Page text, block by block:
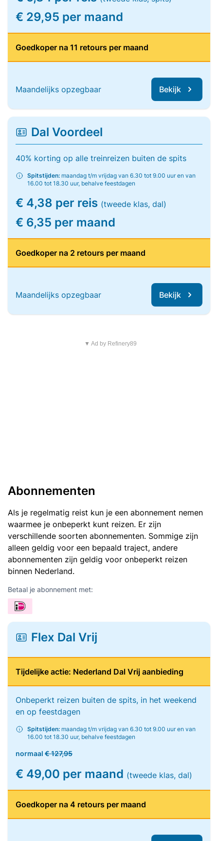
€ 29,95 per maand
Goedkoper na 11 retours per maand
Maandelijks opzegbaar Bekijk
Dal Voordeel
40% korting op alle treinreizen buiten de spits
Spitstijden: maandag t/m vrijdag van 6.30 tot 9.00 uur en van
16.00 tot 18.30 uur, behalve feestdagen
€ 4,38 per reis (tweede klas, dal)
€ 6,35 per maand
Goedkoper na 2 retours per maand
Maandelijks opzegbaar Bekijk
▼ Ad by Refinery89
Abonnementen
Als je regelmatig reist kun je een abonnement nemen
waarmee je onbeperkt kunt reizen. Er zijn
verschillende soorten abonnementen. Sommige zijn
alleen geldig voor een bepaald traject, andere
abonnementen zijn geldig voor onbeperkt reizen
binnen Nederland.
Betaal je abonnement met:
Flex Dal Vrij
Tijdelijke actie: Nederland Dal Vrij aanbieding
Onbeperkt reizen buiten de spits, in het weekend
en op feestdagen
Spitstijden: maandag t/m vrijdag van 6.30 tot 9.00 uur en van
16.00 tot 18.30 uur, behalve feestdagen
normaal € 127,95
€ 49,00 per maand (tweede klas, dal)
Goedkoper na 4 retours per maand